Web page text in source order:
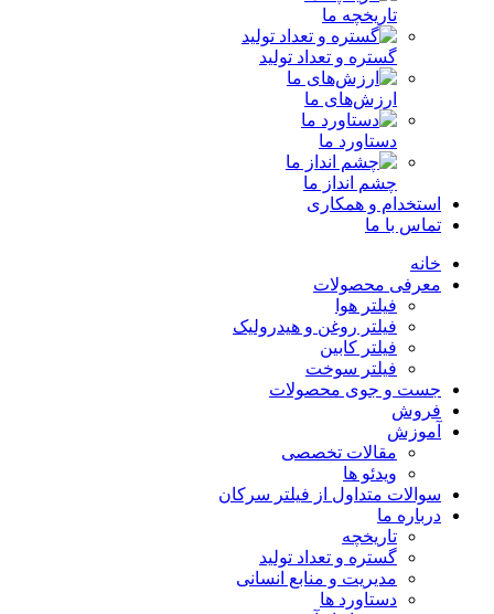
تاریخچه ما
گستره و تعداد تولید
ارزش‌های ما
دستاورد ما
چشم انداز ما
استخدام و همکاری
تماس با ما
خانه
معرفی محصولات
فیلتر هوا
فیلتر روغن و هیدرولیک
فیلتر کابین
فیلتر سوخت
جست و جوی محصولات
فروش
آموزش
مقالات تخصصی
ویدئو ها
سوالات متداول از فیلتر سرکان
درباره ما
تاریخچه
گستره و تعداد تولید
مدیریت و منابع انسانی
دستاورد ها